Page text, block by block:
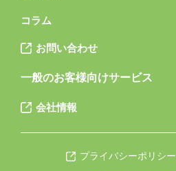
コラム
お問い合わせ
一般のお客様向けサービス
会社情報
プライバシーポリシー